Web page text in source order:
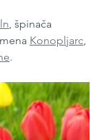
, špinača
Konopljarc,
.